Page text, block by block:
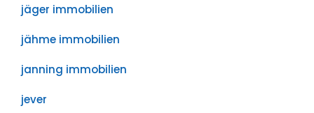
jäger immobilien
jähme immobilien
janning immobilien
jever